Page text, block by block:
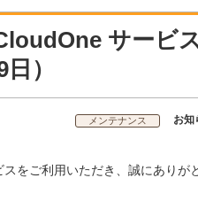
サービ
）
メンテナンス お知
をご利用いただき、誠にありが